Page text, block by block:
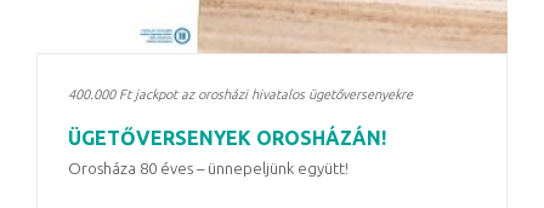
400.000 Ft jackpot az orosházi hivatalos ügetőversenyekre
ÜGETŐVERSENYEK OROSHÁZÁN!
Orosháza 80 éves – ünnepeljünk együtt!